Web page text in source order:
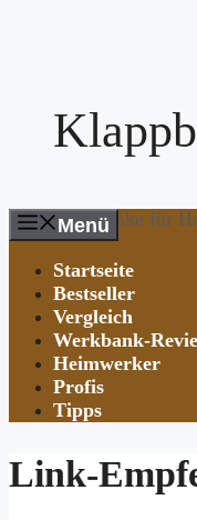
Werkbänke für
Menü
Startseite
Bestseller
Vergleich
Werkbank-
Heimwerker
Profis
Tipps
Link-